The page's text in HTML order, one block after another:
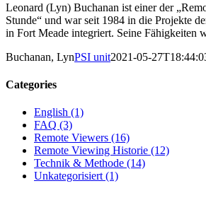
Leonard (Lyn) Buchanan ist einer der
Stunde“ und war seit 1984 in die Projekte
in Fort Meade integriert. Seine Fähigkeiten
Buchanan, LynPSI unit2021-05-
Categories
English (1)
FAQ (3)
Remote Viewers (16)
Remote Viewing Historie (12)
Technik & Methode (14)
Unkategorisiert (1)